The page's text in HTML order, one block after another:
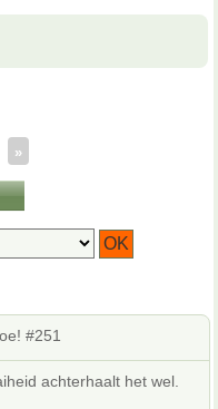
»
#251
achterhaalt het wel.